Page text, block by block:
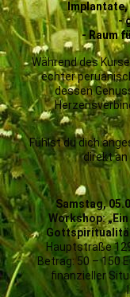
-
- Raum
Während des
echter
dessen
Fühlst du dich
direkt an
Samstag,
Workshop:
Hauptstraße
Betrag: 50 – 150
finanzieller